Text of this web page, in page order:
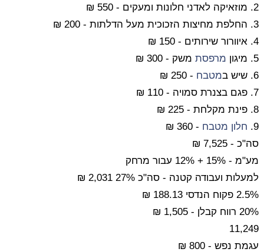
2. מוזאיקה לאדני חלונות ומעקים - 550 ₪
3. החלפת מחיצות הזכוכית מעל הדלתות - 200 ₪
4. איוורור שירותים - 150 ₪
5. מיגון
מרפסתמשק - 300 ₪
6. שיש ב
מטבח - 250 ₪
7. פגם בצנרת סמויה - 110 ₪
8. פינת מקלחת - 225 ₪
9. חלון מטבח - 360 ₪
סה"כ - 7,525 ₪
מע"מ - 15% + 12% עבור מרחק
למעלות ועבודה קטנה - סה"כ 27% 2,031 ₪
2.5% פקוח הנדסי 188.13 ₪
20% רווח קבלן - 1,505 ₪
11,249
עגמת נפש - 800 ₪